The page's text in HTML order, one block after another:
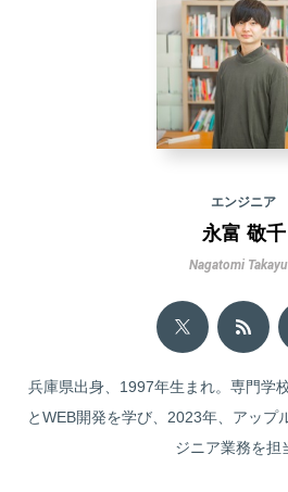
エンジニア
永富 敬千
Nagatomi
兵庫県出身、1997年生まれ。専門学
とWEB開発を学び、2023年、アップ
ジニア業務を担